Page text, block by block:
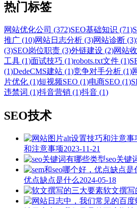
热门标签
网站优化公司 (372)SEO基础知识 (71)
推广 (10)网站日志分析 (3)网站诊断 (3)
(3)SEO岗位职责 (3)外链建设 (2)网站
工具 (1)面试技巧 (1)robots.txt文件 (1)
(1)DedeCMS建站 (1)竞争对手分析 (1)
片优化 (1)短视频SEO (1)电商SEO (1)
违禁词 (1)抖音营销 (1)抖音 (1)
SEO技术
和注意事项2023-11-21
seo关键
优点缺点是什么2024-05-18
软文撰写